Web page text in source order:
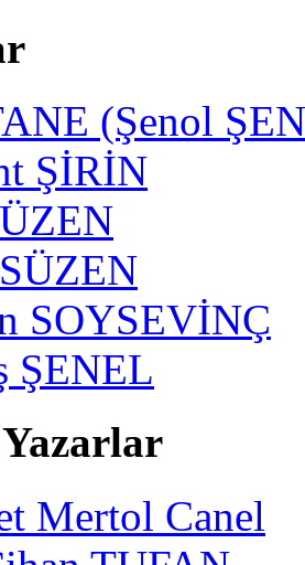
(Şenol
ŞİRİN
SOYSEVİNÇ
ŞENEL
Mertol Canel